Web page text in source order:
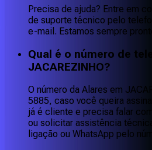
Precisa de ajuda? Entre em
de suporte técnico pelo
e-mail. Estamos sempre
Qual é o número de
JACAREZINHO?
O número da Alares em
5885, caso você queira
já é cliente e precisa falar
ou solicitar assistência
ligação ou WhatsApp pelo